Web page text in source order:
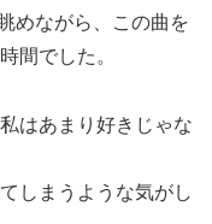
めながら、この曲を
間でした。
はあまり好きじゃな
しまうような気がし